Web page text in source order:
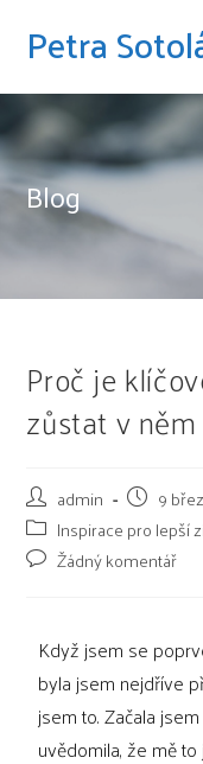
Petra
Blog
Proč je
zůstat v něm
admin
9
Inspirace pro lepší
Žádný komentář
Když jsem se
byla jsem nejdříve
jsem to. Začala
uvědomila, že mě to